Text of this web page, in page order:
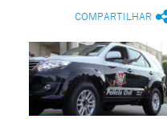
COMPARTILHAR